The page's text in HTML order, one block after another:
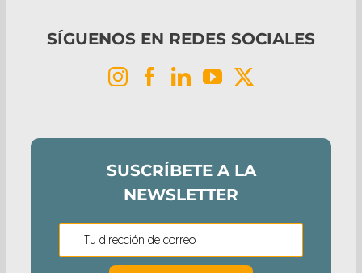
SÍGUENOS EN REDES SOCIALES
SUSCRÍBETE A LA
NEWSLETTER